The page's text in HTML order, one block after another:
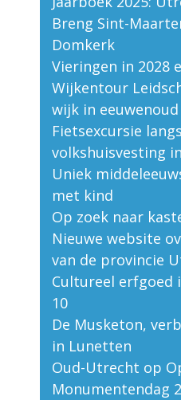
Breng Sint-
Domkerk
Vieringen in 2028
Wijkentour
wijk in
Fietsexcursie
volkshuisvesting
Uniek
met kind
Op zoek naar
Nieuwe website
van de provincie
Cultureel erfgoed
10
De Musketon,
in Lunetten
Oud-Utrecht op
Monumentendag